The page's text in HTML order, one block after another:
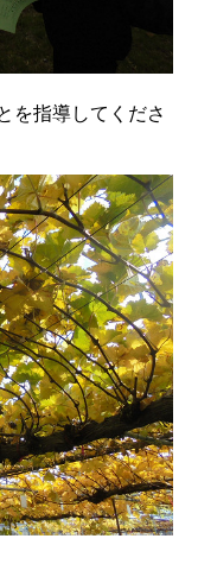
を指導してくださ